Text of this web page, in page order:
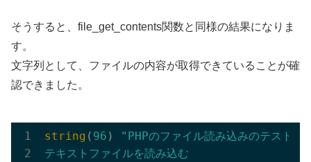
そうすると、file_get_contents関数と同様の結果になりま
す。
文字列として、ファイルの内容が取得できていることが確
認できました。
string ( 96 )
"PHPのファイル読み込みのテスト
テキストファイルを読み込む